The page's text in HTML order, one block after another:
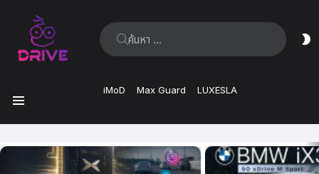
ค้นหา:
iMoD Max Guard LUXESLA